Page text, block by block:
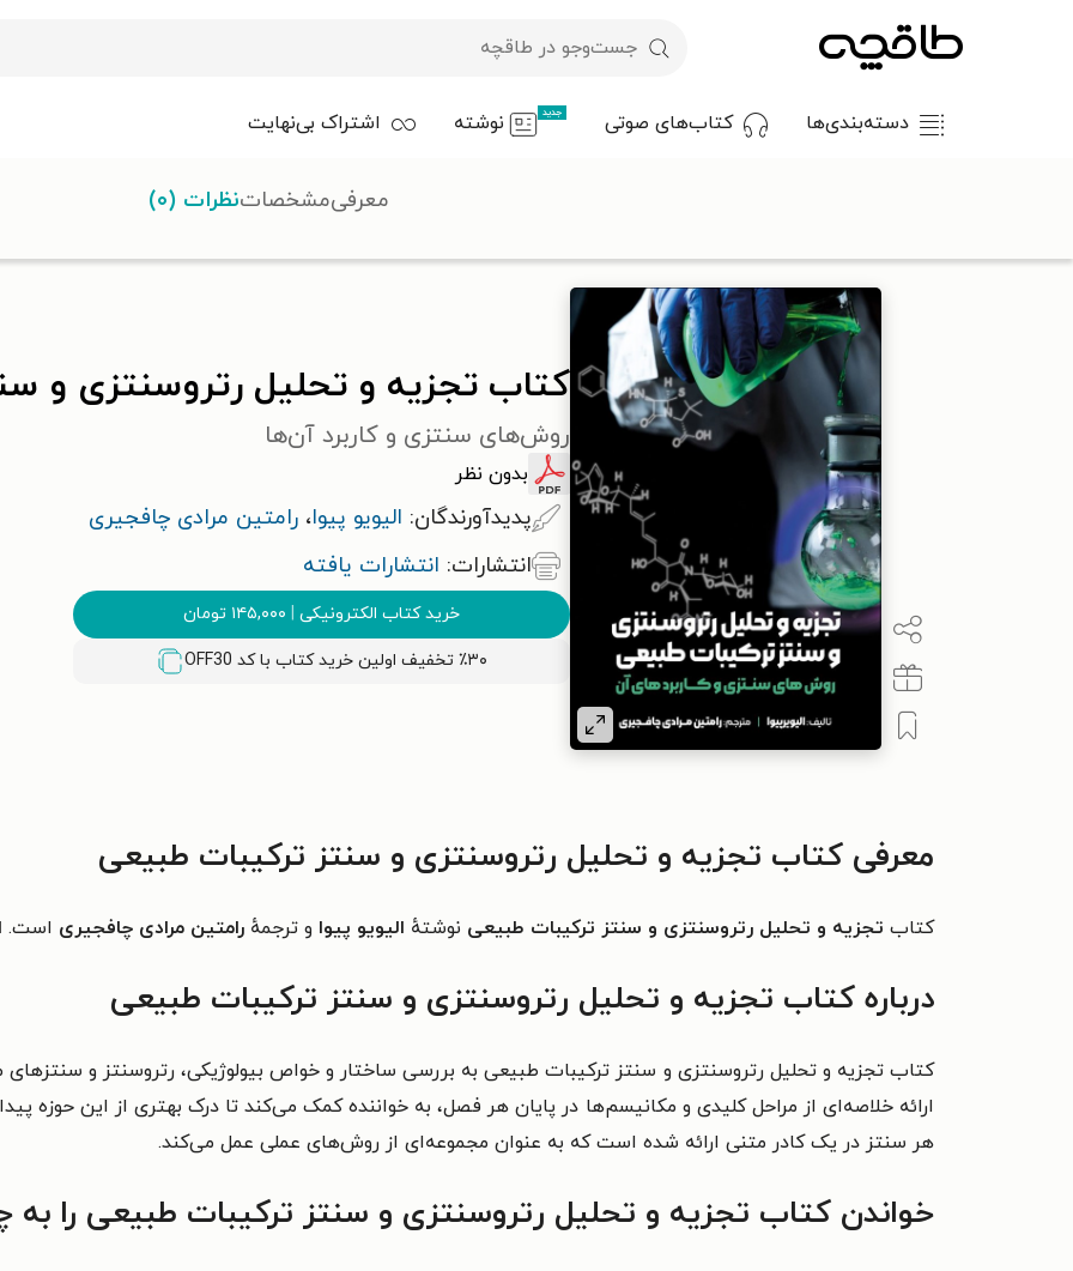
دسته‌بندی‌ها کتاب‌های صوتی جدید نوشته اشتراک بی‌نهایت
کتاب تجزیه و تحلیل رتروسنتزی و
روش‌های سنتزی و کاربرد آن‌ها
بدون نظر
پدیدآورندگان: الیویو پیوا، رامتین مرادی چافجیری
انتشارات: انتشارات یافته
خرید کتاب الکترونیکی | ۱۴۵,۰۰۰ تومان
٪۳۰ تخفیف اولین خرید کتاب با کد OFF30
معرفیمشخصاتنظرات (۰)
معرفی کتاب تجزیه و تحلیل رتروسنتزی و سنتز ترکیبات طبیعی
کتاب تجزیه و تحلیل رتروسنتزی و سنتز ترکیبات طبیعی نوشتهٔ الیویو پیوا و ترجمهٔ رامتین مرادی چافجیری است.
درباره کتاب تجزیه و تحلیل رتروسنتزی و سنتز ترکیبات طبیعی
کتاب تجزیه و تحلیل رتروسنتزی و سنتز ترکیبات طبیعی به بررسی ساختار و خواص بیولوژیکی، رتروسنتز و سنتزهای
ارائه خلاصه‌ای از مراحل کلیدی و مکانیسم‌ها در پایان هر فصل، به خواننده کمک می‌کند تا درک بهتری از این حوزه
هر سنتز در یک کادر متنی ارائه شده است که به عنوان مجموعه‌ای از روش‌های عملی عمل می‌کند.
خواندن کتاب تجزیه و تحلیل رتروسنتزی و سنتز ترکیبات طبیعی را